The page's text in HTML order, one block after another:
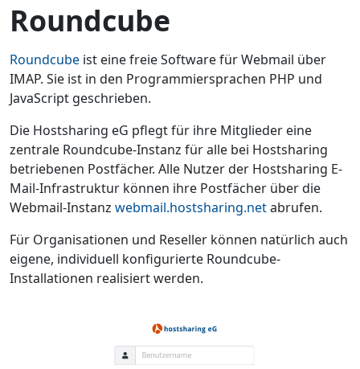
Roundcube
Roundcube ist eine freie Software für Webmail über
IMAP. Sie ist in den Programmiersprachen PHP und
JavaScript geschrieben.
Die Hostsharing eG pflegt für ihre Mitglieder eine
zentrale Roundcube-Instanz für alle bei Hostsharing
betriebenen Postfächer. Alle Nutzer der Hostsharing E-
Mail-Infrastruktur können ihre Postfächer über die
Webmail-Instanz webmail.hostsharing.netabrufen.
Für Organisationen und Reseller können natürlich auch
eigene, individuell konfigurierte Roundcube-
Installationen realisiert werden.